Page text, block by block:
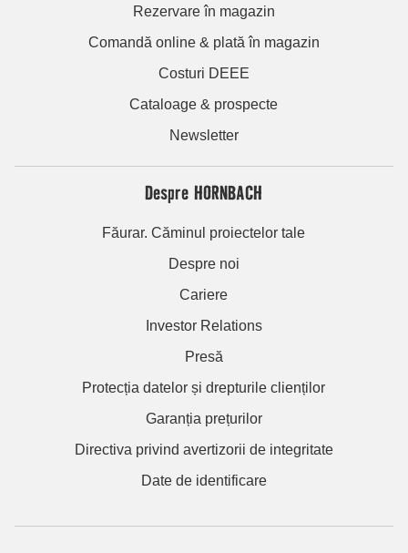
Rezervare în magazin
Comandă online & plată în magazin
Costuri DEEE
Cataloage & prospecte
Newsletter
Despre HORNBACH
Făurar. Căminul proiectelor tale
Despre noi
Cariere
Investor Relations
Presă
Protecția datelor și drepturile clienților
Garanția prețurilor
Directiva privind avertizorii de integritate
Date de identificare